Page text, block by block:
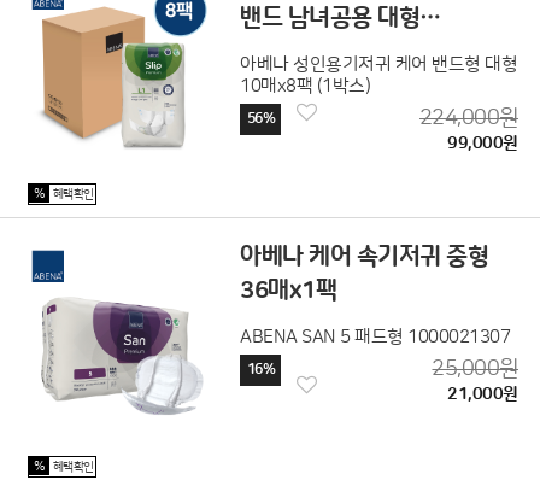
밴드 남녀공용 대형
10매x8팩 (1박스)
아베나 성인용기저귀 케어 밴드형 대형
10매x8팩 (1박스)
56% 224,000원
99,000원
% 혜택확인
아베나 케어 속기저귀 중형
36매x1팩
ABENA SAN 5 패드형 1000021307
16% 25,000원
21,000원
% 혜택확인